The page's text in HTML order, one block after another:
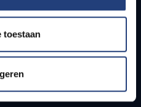
toestaan
scholen